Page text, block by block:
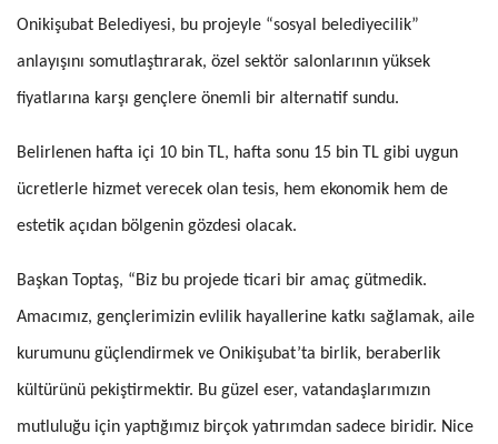
Onikişubat Belediyesi, bu projeyle “sosyal belediyecilik”
anlayışını somutlaştırarak, özel sektör salonlarının yüksek
fiyatlarına karşı gençlere önemli bir alternatif sundu.
Belirlenen hafta içi 10 bin TL, hafta sonu 15 bin TL gibi uygun
ücretlerle hizmet verecek olan tesis, hem ekonomik hem de
estetik açıdan bölgenin gözdesi olacak.
Başkan Toptaş, “Biz bu projede ticari bir amaç gütmedik.
Amacımız, gençlerimizin evlilik hayallerine katkı sağlamak, aile
kurumunu güçlendirmek ve Onikişubat’ta birlik, beraberlik
kültürünü pekiştirmektir. Bu güzel eser, vatandaşlarımızın
mutluluğu için yaptığımız birçok yatırımdan sadece biridir. Nice